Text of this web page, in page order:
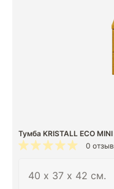
Тумба KRISTALL ECO MINI
0